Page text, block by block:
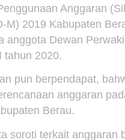
Anggaran
M) 2019 Kabupaten
anggota Dewan
tahun 2020.
pun berpendapat,
anggaran
Berau.
soroti terkait anggaran